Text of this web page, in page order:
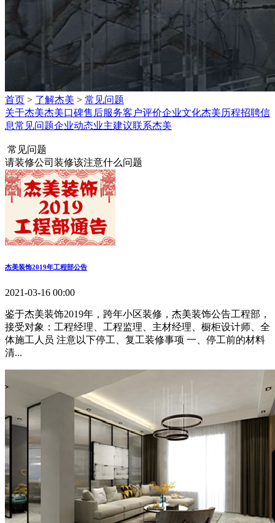
首页 > 了解杰美 > 常见问题
关于杰美杰美口碑售后服务客户评价企业文化杰美历程招聘信
息常见问题企业动态业主建议联系杰美
常见问题
请装修公司装修该注意什么问题
杰美装饰2019年工程部公告
2021-03-16 00:00
鉴于杰美装饰2019年，跨年小区装修，杰美装饰公告工程部，
接受对象：工程经理、工程监理、主材经理、橱柜设计师、全
体施工人员 注意以下停工、复工装修事项 一、停工前的材料
清...